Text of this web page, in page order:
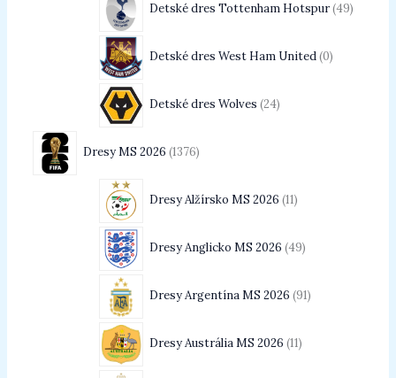
Detské dres Tottenham Hotspur 49
Detské dres West Ham United 0
Detské dres Wolves 24
Dresy MS 2026 1376
Dresy Alžírsko MS 2026 11
Dresy Anglicko MS 2026 49
Dresy Argentína MS 2026 91
Dresy Austrália MS 2026 11